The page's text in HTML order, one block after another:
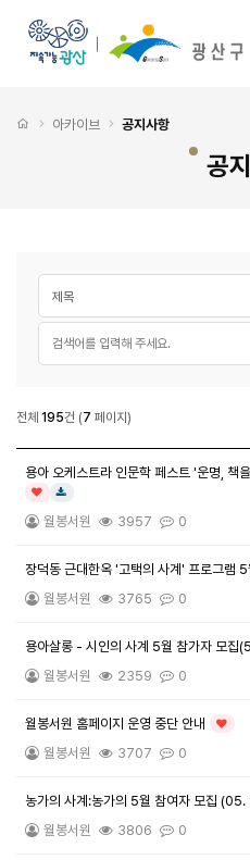
처음으로
아카이브 공지사항
공
공지사항
전체 195건 (7 페이지)
용아 오케스트라 인문학 페스트 '운명,
인기글다운로드
월봉서원 3957 0
장덕동 근대한옥 '고택의 사계' 프로그램
월봉서원 3765 0
용아살롱 - 시인의 사계 5월 참가자 모집
월봉서원 2359 0
월봉서원 홈페이지 운영 중단 안내 인기글
월봉서원 3707 0
농가의 사계:농가의 5월 참여자 모집
월봉서원 3806 0